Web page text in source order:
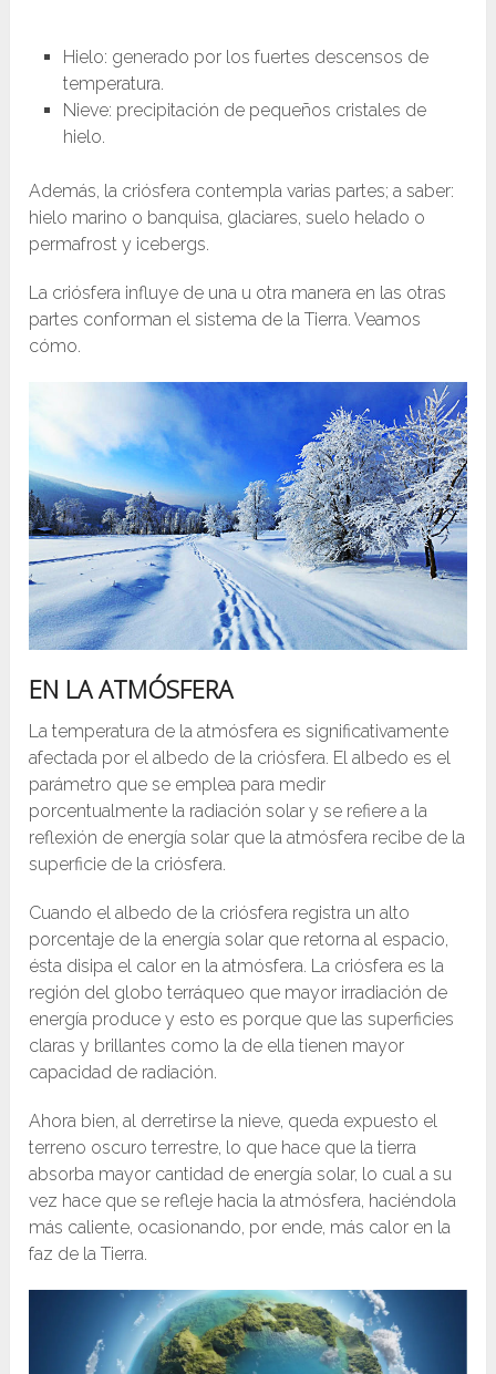
Hielo: generado por los fuertes descensos de
temperatura.
Nieve: precipitación de pequeños cristales de
hielo.
Además, la criósfera contempla varias partes; a saber:
hielo marino o banquisa, glaciares, suelo helado o
permafrost y icebergs.
La criósfera influye de una u otra manera en las otras
partes conforman el sistema de la Tierra. Veamos
cómo.
EN LA ATMÓSFERA
La temperatura de la atmósfera es significativamente
afectada por el albedo de la criósfera. El albedo es el
parámetro que se emplea para medir
porcentualmente la radiación solar y se refiere a la
reflexión de energía solar que la atmósfera recibe de la
superficie de la criósfera.
Cuando el albedo de la criósfera registra un alto
porcentaje de la energía solar que retorna al espacio,
ésta disipa el calor en la atmósfera. La criósfera es la
región del globo terráqueo que mayor irradiación de
energía produce y esto es porque que las superficies
claras y brillantes como la de ella tienen mayor
capacidad de radiación.
Ahora bien, al derretirse la nieve, queda expuesto el
terreno oscuro terrestre, lo que hace que la tierra
absorba mayor cantidad de energía solar, lo cual a su
vez hace que se refleje hacia la atmósfera, haciéndola
más caliente, ocasionando, por ende, más calor en la
faz de la Tierra.